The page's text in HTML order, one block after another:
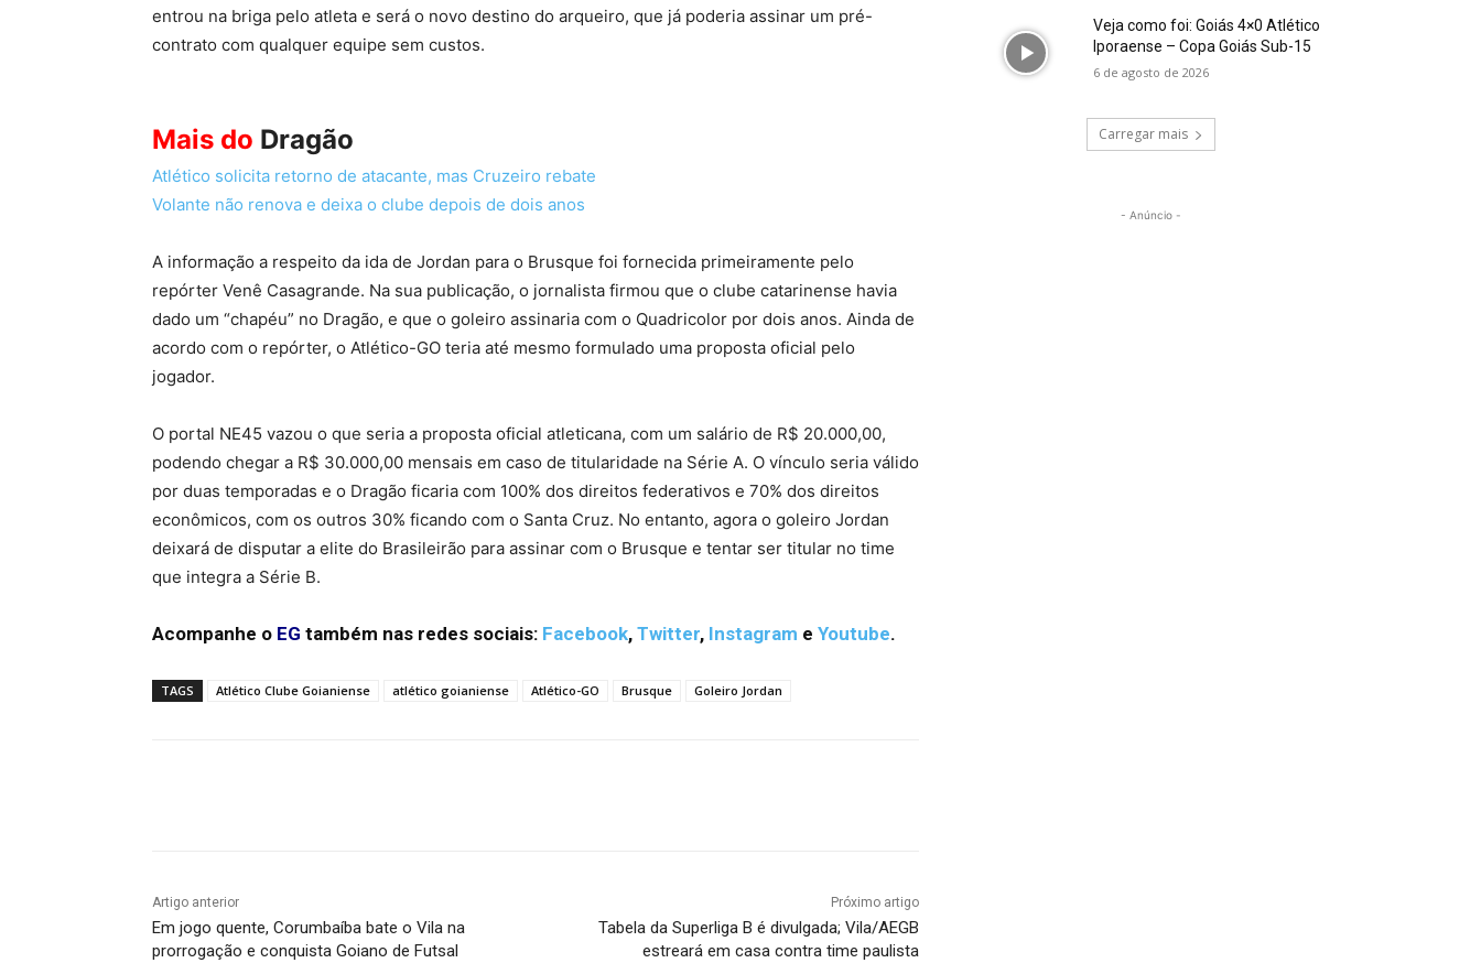
entrou na briga pelo atleta e será o novo destino do arqueiro, que já poderia assinar um pré-
contrato com qualquer equipe sem custos.
Mais do Dragão
Atlético solicita retorno de atacante, mas Cruzeiro rebate
Volante não renova e deixa o clube depois de dois anos
A informação a respeito da ida de Jordan para o Brusque foi fornecida primeiramente pelo
repórter Venê Casagrande. Na sua publicação, o jornalista firmou que o clube catarinense havia
dado um “chapéu” no Dragão, e que o goleiro assinaria com o Quadricolor por dois anos. Ainda de
acordo com o repórter, o Atlético-GO teria até mesmo formulado uma proposta oficial pelo
jogador.
O portal NE45 vazou o que seria a proposta oficial atleticana, com um salário de R$ 20.000,00,
podendo chegar a R$ 30.000,00 mensais em caso de titularidade na Série A. O vínculo seria válido
por duas temporadas e o Dragão ficaria com 100% dos direitos federativos e 70% dos direitos
econômicos, com os outros 30% ficando com o Santa Cruz. No entanto, agora o goleiro Jordan
deixará de disputar a elite do Brasileirão para assinar com o Brusque e tentar ser titular no time
que integra a Série B.
Acompanhe o EG também nas redes sociais: Facebook, Twitter, Instagram e Youtube.
TAGS Atlético Clube Goianiense atlético goianiense Atlético-GO Brusque Goleiro Jordan
Artigo anterior
Em jogo quente, Corumbaíba bate o Vila na
prorrogação e conquista Goiano de Futsal
Próximo artigo
Tabela da Superliga B é divulgada; Vila/AEGB
estreará em casa contra time paulista
Veja como foi: Goiás 4×0 Atlético
Iporaense – Copa Goiás Sub-15
6 de agosto de 2026
Carregar mais
- Anúncio -